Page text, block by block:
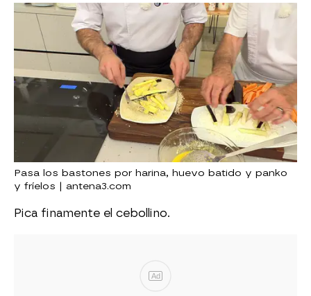
Pasa los bastones por harina, huevo batido y panko
y fríelos | antena3.com
Pica finamente el cebollino.
Ad